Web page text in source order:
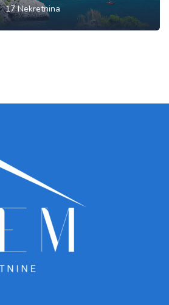
17Nekretnina